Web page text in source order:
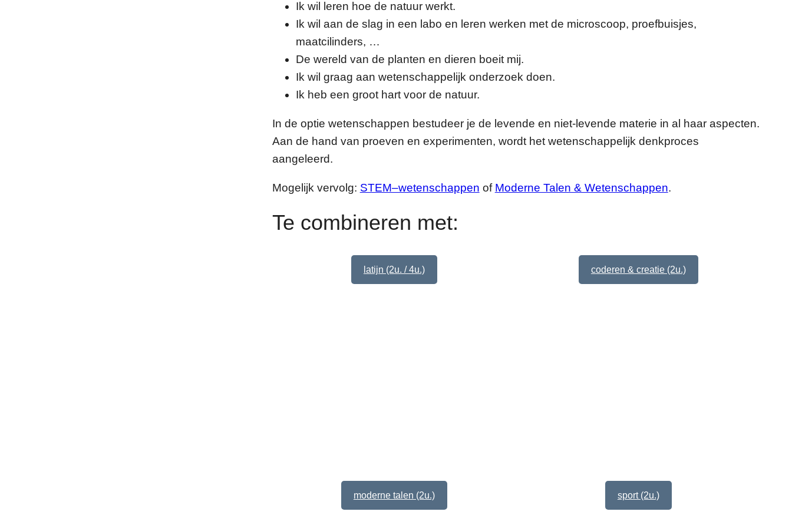
Ik wil leren hoe de natuur werkt.
Ik wil aan de slag in een labo en leren werken met de microscoop, proefbuisjes,
maatcilinders, …
De wereld van de planten en dieren boeit mij.
Ik wil graag aan wetenschappelijk onderzoek doen.
Ik heb een groot hart voor de natuur.
In de optie wetenschappen bestudeer je de levende en niet-levende materie in al haar aspecten.
Aan de hand van proeven en experimenten, wordt het wetenschappelijk denkproces
aangeleerd.
Mogelijk vervolg: STEM–wetenschappen of Moderne Talen & Wetenschappen.
Te combineren met:
latijn (2u. / 4u.) coderen & creatie (2u.)
moderne talen (2u.) sport (2u.)